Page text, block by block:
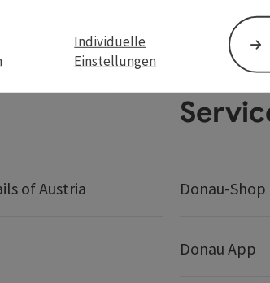
of Austria Donau-Shop
Donau App
Individuelle
Einstellungen